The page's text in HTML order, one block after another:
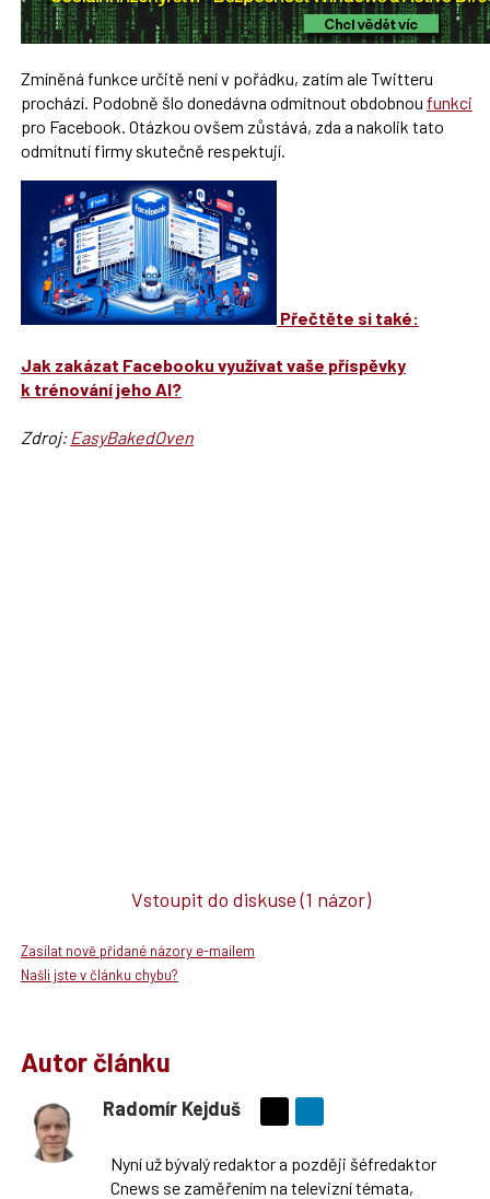
Zmíněná funkce určitě není v pořádku, zatím ale Twitteru
prochází. Podobně šlo donedávna odmítnout obdobnou funkci
pro Facebook. Otázkou ovšem zůstává, zda a nakolik tato
odmítnutí firmy skutečně respektují.
Přečtěte si také:
Jak zakázat Facebooku využívat vaše příspěvky
k trénování jeho AI?
Zdroj: EasyBakedOven
Vstoupit do diskuse(1 názor)
Zasílat nově přidané názory e-mailem
Našli jste v článku chybu?
Autor článku
Radomír Kejduš
síti
X
Nyní už bývalý redaktor a později šéfredaktor
Cnews se zaměřením na televizní témata,